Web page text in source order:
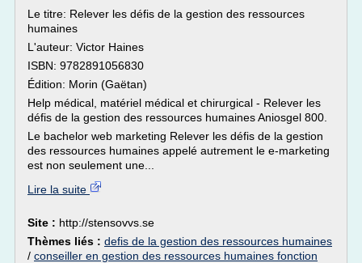
Le titre: Relever les défis de la gestion des ressources
humaines
L'auteur: Victor Haines
ISBN: 9782891056830
Édition: Morin (Gaëtan)
Help médical, matériel médical et chirurgical - Relever les
défis de la gestion des ressources humaines Aniosgel 800.
Le bachelor web marketing Relever les défis de la gestion
des ressources humaines appelé autrement le e-marketing
est non seulement une...
Lire la suite
Site : http://stensovvs.se
Thèmes liés : defis de la gestion des ressources humaines
/ conseiller en gestion des ressources humaines fonction